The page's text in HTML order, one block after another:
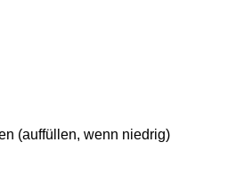
(auffüllen, wenn niedrig)